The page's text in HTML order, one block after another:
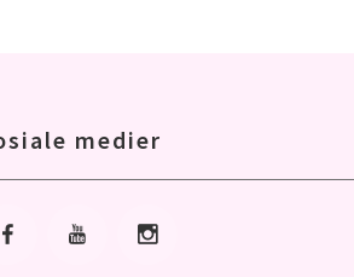
medier
Gå til Facebook
Gå til YoutubeGå til Instagram